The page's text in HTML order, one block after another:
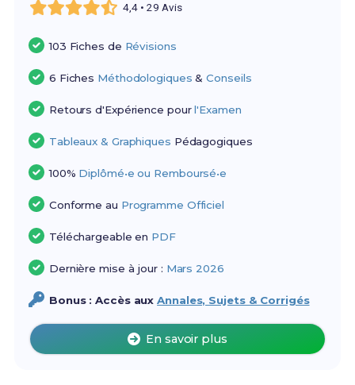
4,4 • 29 Avis
103 Fiches de Révisions
6 Fiches Méthodologiques &Conseils
Retours d'Expérience pourl'Examen
Tableaux & Graphiques Pédagogiques
100% Diplômé•e ou Remboursé•e
Conforme au Programme Officiel
Téléchargeable en PDF
Dernière mise à jour : Mars 2026
Bonus : Accès auxAnnales, Sujets & Corrigés
En savoir plus